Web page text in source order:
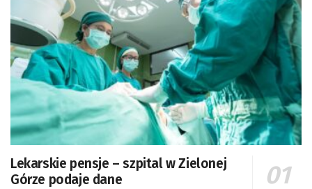
Lekarskie pensje – szpital w Zielonej
Górze podaje dane